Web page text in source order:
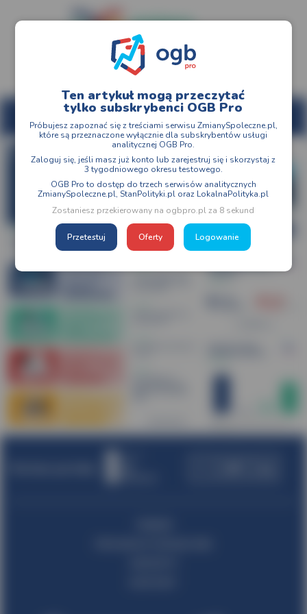
MENU
Ten artykuł mogą przeczytać
tylko subskrybenci OGB Pro
Próbujesz zapoznać się z treściami serwisu ZmianySpoleczne.pl,
które są przeznaczone wyłącznie dla subskrybentów usługi
analitycznej OGB Pro.
Zaloguj się, jeśli masz już konto lub zarejestruj się i skorzystaj z
3 tygodniowego okresu testowego.
OGB Pro to dostęp do trzech serwisów analitycznych
ZmianySpoleczne.pl, StanPolityki.pl oraz LokalnaPolityka.pl
Zostaniesz przekierowany na ogbpro.pl za 8 sekund
Przetestuj Oferty Logowanie